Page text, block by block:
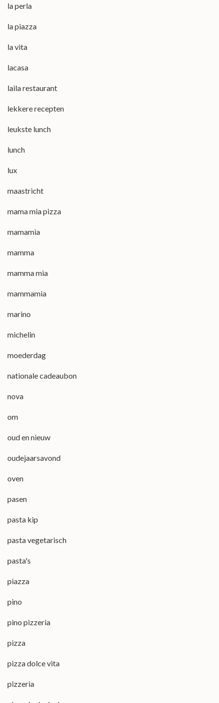
la perla
la piazza
la vita
lacasa
laila restaurant
lekkere recepten
leukste lunch
lunch
lux
maastricht
mama mia pizza
mamamia
mamma
mamma mia
mammamia
marino
michelin
moederdag
nationale cadeaubon
nova
om
oud en nieuw
oudejaarsavond
oven
pasen
pasta kip
pasta vegetarisch
pasta's
piazza
pino
pino pizzeria
pizza
pizza dolce vita
pizzeria